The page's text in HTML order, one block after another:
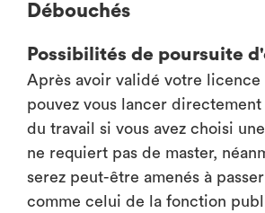
Débouchés
Possibilités de poursuite
Après avoir validé votre licence
pouvez vous lancer directement
du travail si vous avez choisi
ne requiert pas de master,
serez peut-être amenés à
comme celui de la fonction